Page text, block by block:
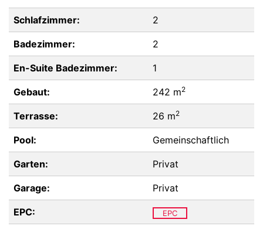
Schlafzimmer: 2
Badezimmer: 2
En-Suite Badezimmer: 1
Gebaut: 242 m2
Terrasse: 26 m2
Pool: Gemeinschaftlich
Garten: Privat
Garage: Privat
EPC: EPC